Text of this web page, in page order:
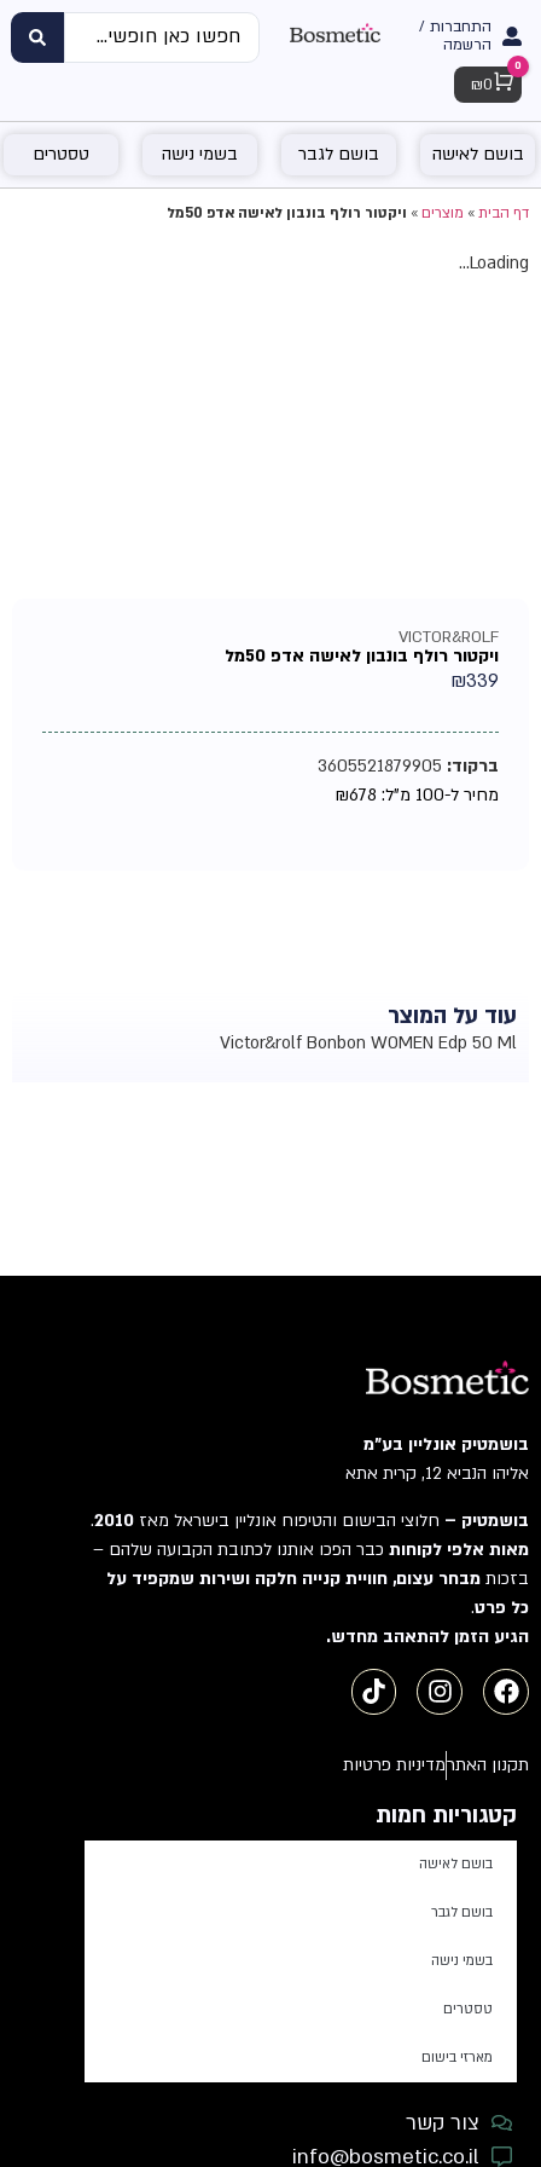
התחברות /
הרשמה
Cart
0
₪ 0
בושם לאישה בושם לגבר בשמי נישה טסטרים
דף הבית»מוצרים»ויקטור רולף בונבון לאישה אדפ 50מל
Loading...
VICTOR&ROLF
ויקטור רולף בונבון לאישה אדפ 50מל
₪339
ברקוד:3605521879905
מחיר ל-100 מ"ל:
₪678
עוד על המוצר
Victor&rolf Bonbon WOMEN Edp 50 Ml
בושמטיק אונליין בע"מ
אליהו הנביא 12, קרית אתא
בושמטיק –חלוצי הבישום והטיפוח אונליין בישראל מאז2010
.
מאות אלפי לקוחותכבר הפכו אותנו לכתובת הקבועה שלהם –
בזכותמבחר עצום, חוויית קנייה חלקה ושירות שמקפיד על
כל פרט.
הגיע הזמן להתאהב מחדש.
תקנון האתרמדיניות פרטיות
קטגוריות חמות
בושם לאישה
בושם לגבר
בשמי נישה
טסטרים
מארזי בישום
צור קשר
info@bosmetic.co.il